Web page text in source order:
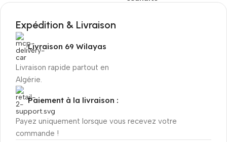
Expédition & Livraison
Livraison 69 Wilayas
Livraison rapide partout en
Algérie.
Paiement à la livraison :
Payez uniquement lorsque vous recevez votre
commande !